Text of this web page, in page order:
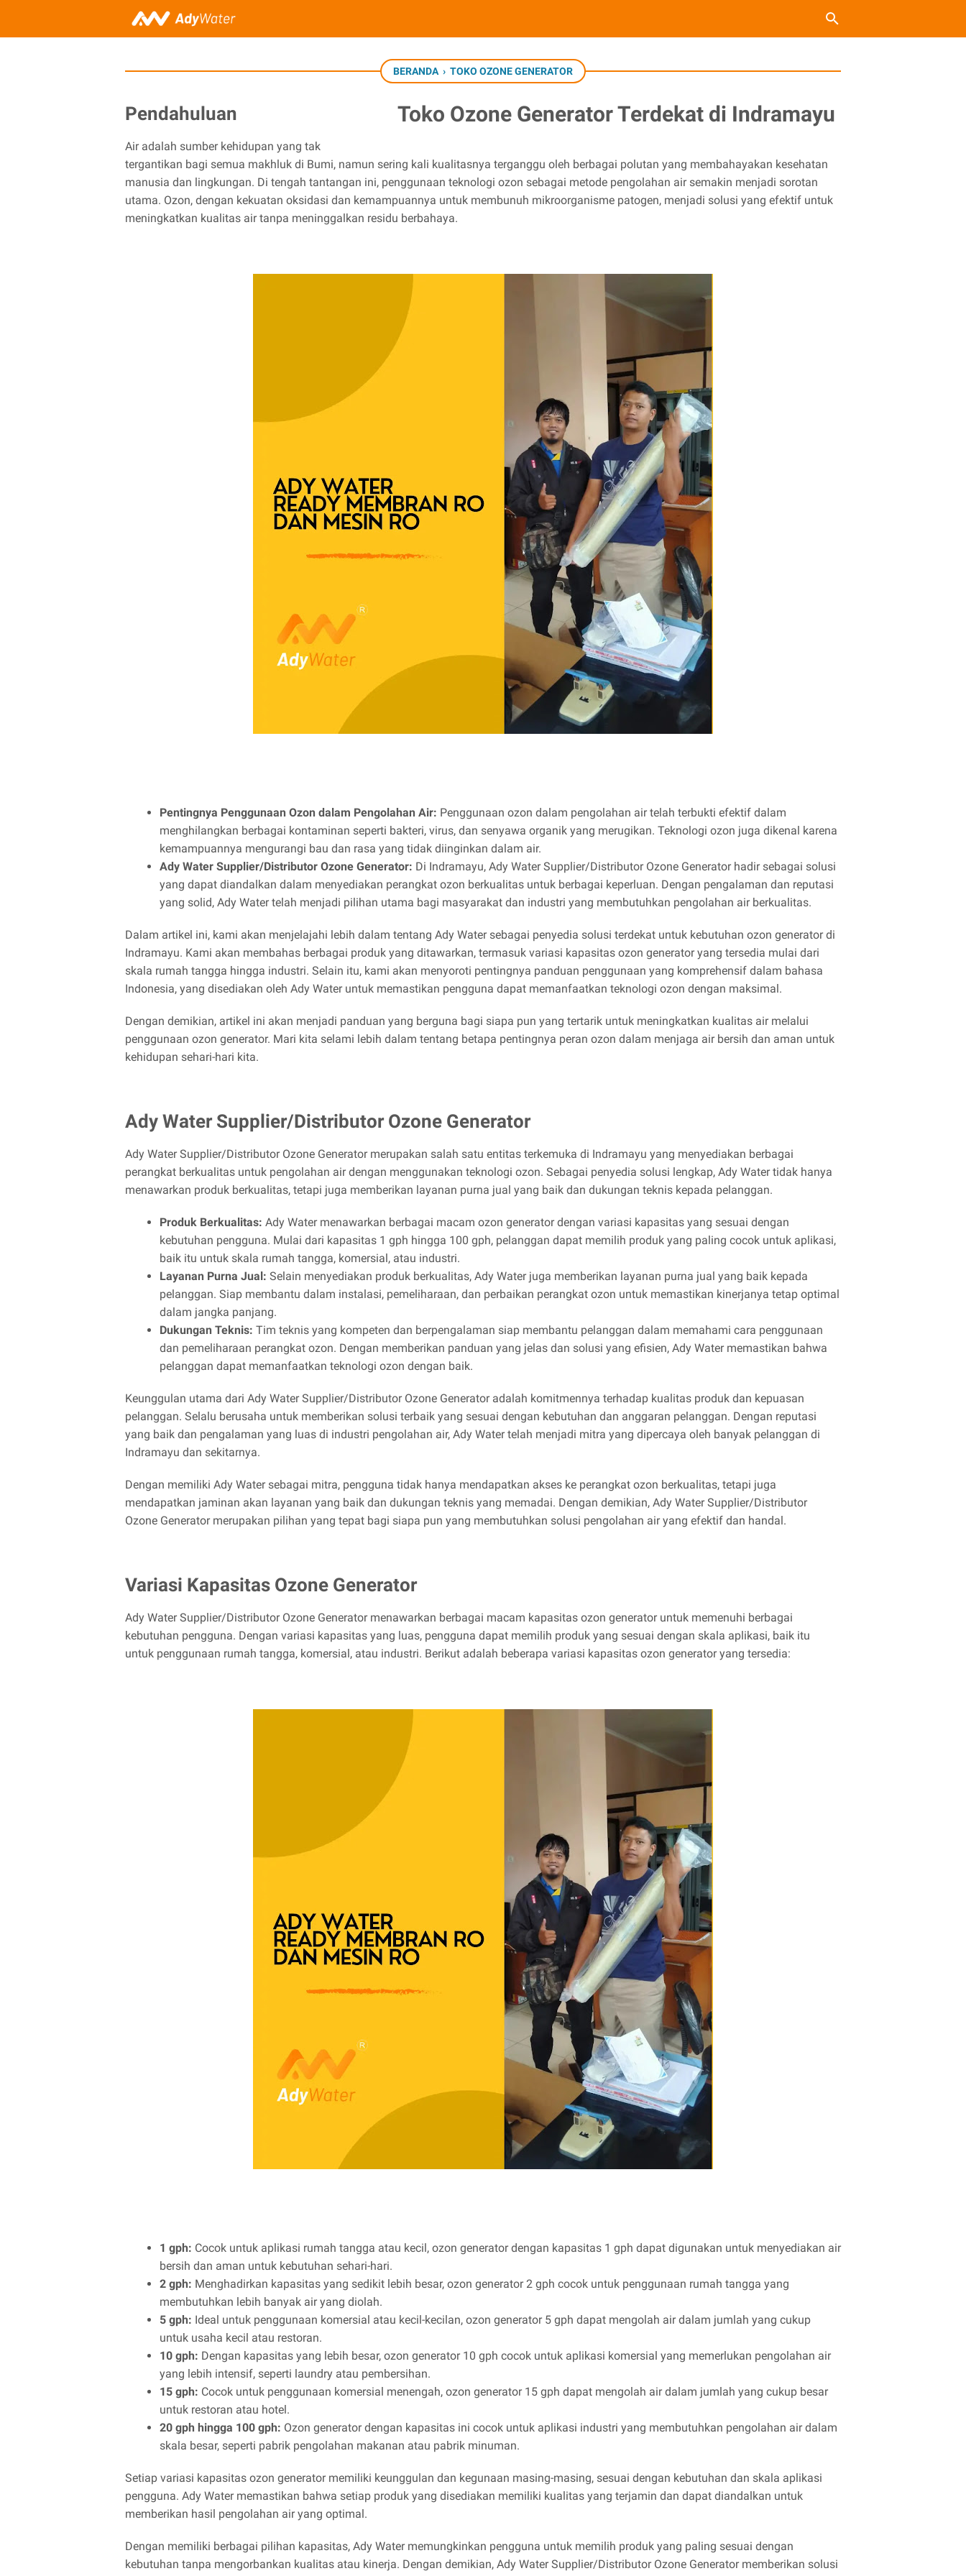
BERANDA › TOKO OZONE GENERATOR
Toko Ozone Generator Terdekat di Indramayu
Pendahuluan
Air adalah sumber kehidupan yang tak
tergantikan bagi semua makhluk di Bumi, namun sering kali kualitasnya terganggu oleh berbagai polutan yang membahayakan kesehatan
manusia dan lingkungan. Di tengah tantangan ini, penggunaan teknologi ozon sebagai metode pengolahan air semakin menjadi sorotan
utama. Ozon, dengan kekuatan oksidasi dan kemampuannya untuk membunuh mikroorganisme patogen, menjadi solusi yang efektif untuk
meningkatkan kualitas air tanpa meninggalkan residu berbahaya.
Pentingnya Penggunaan Ozon dalam Pengolahan Air: Penggunaan ozon dalam pengolahan air telah terbukti efektif dalam
menghilangkan berbagai kontaminan seperti bakteri, virus, dan senyawa organik yang merugikan. Teknologi ozon juga dikenal karena
kemampuannya mengurangi bau dan rasa yang tidak diinginkan dalam air.
Ady Water Supplier/Distributor Ozone Generator: Di Indramayu, Ady Water Supplier/Distributor Ozone Generator hadir sebagai solusi
yang dapat diandalkan dalam menyediakan perangkat ozon berkualitas untuk berbagai keperluan. Dengan pengalaman dan reputasi
yang solid, Ady Water telah menjadi pilihan utama bagi masyarakat dan industri yang membutuhkan pengolahan air berkualitas.
Dalam artikel ini, kami akan menjelajahi lebih dalam tentang Ady Water sebagai penyedia solusi terdekat untuk kebutuhan ozon generator di
Indramayu. Kami akan membahas berbagai produk yang ditawarkan, termasuk variasi kapasitas ozon generator yang tersedia mulai dari
skala rumah tangga hingga industri. Selain itu, kami akan menyoroti pentingnya panduan penggunaan yang komprehensif dalam bahasa
Indonesia, yang disediakan oleh Ady Water untuk memastikan pengguna dapat memanfaatkan teknologi ozon dengan maksimal.
Dengan demikian, artikel ini akan menjadi panduan yang berguna bagi siapa pun yang tertarik untuk meningkatkan kualitas air melalui
penggunaan ozon generator. Mari kita selami lebih dalam tentang betapa pentingnya peran ozon dalam menjaga air bersih dan aman untuk
kehidupan sehari-hari kita.
Ady Water Supplier/Distributor Ozone Generator
Ady Water Supplier/Distributor Ozone Generator merupakan salah satu entitas terkemuka di Indramayu yang menyediakan berbagai
perangkat berkualitas untuk pengolahan air dengan menggunakan teknologi ozon. Sebagai penyedia solusi lengkap, Ady Water tidak hanya
menawarkan produk berkualitas, tetapi juga memberikan layanan purna jual yang baik dan dukungan teknis kepada pelanggan.
Produk Berkualitas: Ady Water menawarkan berbagai macam ozon generator dengan variasi kapasitas yang sesuai dengan
kebutuhan pengguna. Mulai dari kapasitas 1 gph hingga 100 gph, pelanggan dapat memilih produk yang paling cocok untuk aplikasi,
baik itu untuk skala rumah tangga, komersial, atau industri.
Layanan Purna Jual: Selain menyediakan produk berkualitas, Ady Water juga memberikan layanan purna jual yang baik kepada
pelanggan. Siap membantu dalam instalasi, pemeliharaan, dan perbaikan perangkat ozon untuk memastikan kinerjanya tetap optimal
dalam jangka panjang.
Dukungan Teknis: Tim teknis yang kompeten dan berpengalaman siap membantu pelanggan dalam memahami cara penggunaan
dan pemeliharaan perangkat ozon. Dengan memberikan panduan yang jelas dan solusi yang efisien, Ady Water memastikan bahwa
pelanggan dapat memanfaatkan teknologi ozon dengan baik.
Keunggulan utama dari Ady Water Supplier/Distributor Ozone Generator adalah komitmennya terhadap kualitas produk dan kepuasan
pelanggan. Selalu berusaha untuk memberikan solusi terbaik yang sesuai dengan kebutuhan dan anggaran pelanggan. Dengan reputasi
yang baik dan pengalaman yang luas di industri pengolahan air, Ady Water telah menjadi mitra yang dipercaya oleh banyak pelanggan di
Indramayu dan sekitarnya.
Dengan memiliki Ady Water sebagai mitra, pengguna tidak hanya mendapatkan akses ke perangkat ozon berkualitas, tetapi juga
mendapatkan jaminan akan layanan yang baik dan dukungan teknis yang memadai. Dengan demikian, Ady Water Supplier/Distributor
Ozone Generator merupakan pilihan yang tepat bagi siapa pun yang membutuhkan solusi pengolahan air yang efektif dan handal.
Variasi Kapasitas Ozone Generator
Ady Water Supplier/Distributor Ozone Generator menawarkan berbagai macam kapasitas ozon generator untuk memenuhi berbagai
kebutuhan pengguna. Dengan variasi kapasitas yang luas, pengguna dapat memilih produk yang sesuai dengan skala aplikasi, baik itu
untuk penggunaan rumah tangga, komersial, atau industri. Berikut adalah beberapa variasi kapasitas ozon generator yang tersedia:
1 gph: Cocok untuk aplikasi rumah tangga atau kecil, ozon generator dengan kapasitas 1 gph dapat digunakan untuk menyediakan air
bersih dan aman untuk kebutuhan sehari-hari.
2 gph: Menghadirkan kapasitas yang sedikit lebih besar, ozon generator 2 gph cocok untuk penggunaan rumah tangga yang
membutuhkan lebih banyak air yang diolah.
5 gph: Ideal untuk penggunaan komersial atau kecil-kecilan, ozon generator 5 gph dapat mengolah air dalam jumlah yang cukup
untuk usaha kecil atau restoran.
10 gph: Dengan kapasitas yang lebih besar, ozon generator 10 gph cocok untuk aplikasi komersial yang memerlukan pengolahan air
yang lebih intensif, seperti laundry atau pembersihan.
15 gph: Cocok untuk penggunaan komersial menengah, ozon generator 15 gph dapat mengolah air dalam jumlah yang cukup besar
untuk restoran atau hotel.
20 gph hingga 100 gph: Ozon generator dengan kapasitas ini cocok untuk aplikasi industri yang membutuhkan pengolahan air dalam
skala besar, seperti pabrik pengolahan makanan atau pabrik minuman.
Setiap variasi kapasitas ozon generator memiliki keunggulan dan kegunaan masing-masing, sesuai dengan kebutuhan dan skala aplikasi
pengguna. Ady Water memastikan bahwa setiap produk yang disediakan memiliki kualitas yang terjamin dan dapat diandalkan untuk
memberikan hasil pengolahan air yang optimal.
Dengan memiliki berbagai pilihan kapasitas, Ady Water memungkinkan pengguna untuk memilih produk yang paling sesuai dengan
kebutuhan tanpa mengorbankan kualitas atau kinerja. Dengan demikian, Ady Water Supplier/Distributor Ozone Generator memberikan solusi